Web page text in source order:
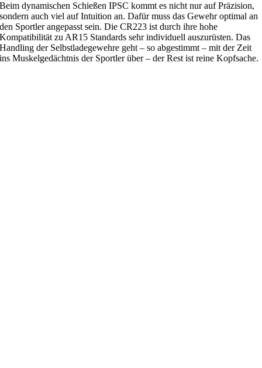
Beim dynamischen Schießen IPSC kommt es nicht nur auf Präzision,
sondern auch viel auf Intuition an. Dafür muss das Gewehr optimal an
den Sportler angepasst sein. Die CR223 ist durch ihre hohe
Kompatibilität zu AR15 Standards sehr individuell auszurüsten. Das
Handling der Selbstladegewehre geht – so abgestimmt – mit der Zeit
ins Muskelgedächtnis der Sportler über – der Rest ist reine Kopfsache.